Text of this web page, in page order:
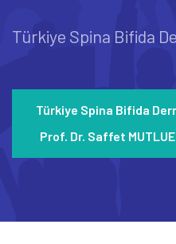
Türkiye Spina Bifida
Türkiye Spina Bifida
Prof. Dr. Saffet